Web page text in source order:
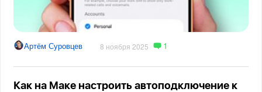
Артём Суровцев 8 ноября 2025 1
Как на Маке настроить автоподключение к